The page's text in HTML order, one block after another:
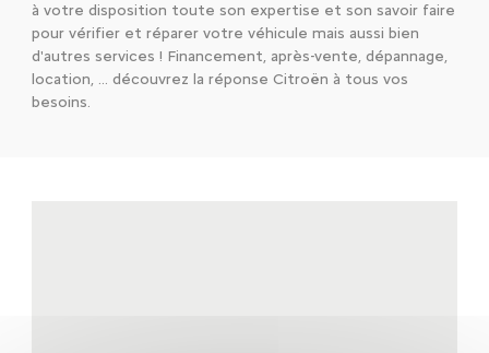
à votre disposition toute son expertise et son savoir faire
pour vérifier et réparer votre véhicule mais aussi bien
d'autres services ! Financement, après-vente, dépannage,
location, ... découvrez la réponse Citroën à tous vos
besoins.